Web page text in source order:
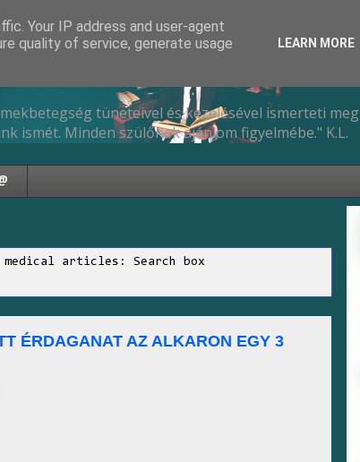
tüneteivel és kezelésével ismerteti meg
ismét. Minden szülőnek ajánlom figyelmébe." K.L.
medical articles: Search box
ÉRDAGANAT AZ ALKARON EGY 3
Your IP address and user-agent
quality of service, generate usage
LEARN MORE